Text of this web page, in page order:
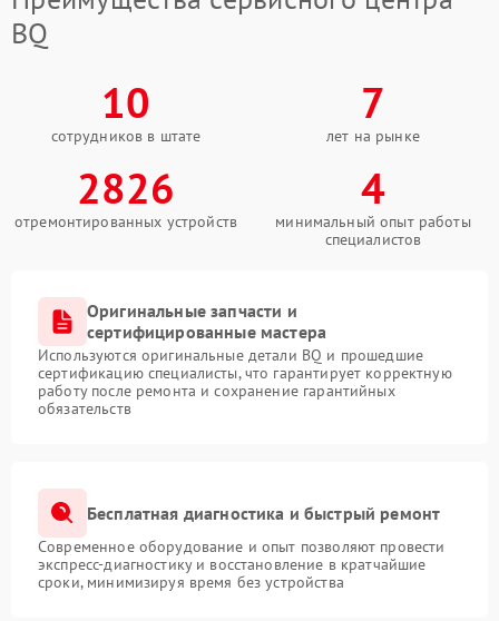
Сенсорное управление
Питание и аккумулятор
Кнопки и органы управления
Звук и аудио
ПО
BQ
10
сотрудников в штате
7
лет на рынке
2826
отремонтированных устройств
4
минимальный опыт работы
специалистов
Оригинальные запчасти и
сертифицированные мастера
Используются оригинальные детали BQ и прошедшие
сертификацию специалисты, что гарантирует корректную
работу после ремонта и сохранение гарантийных
обязательств
Бесплатная диагностика и быстрый ремонт
Современное оборудование и опыт позволяют провести
экспресс-диагностику и восстановление в кратчайшие
сроки, минимизируя время без устройства